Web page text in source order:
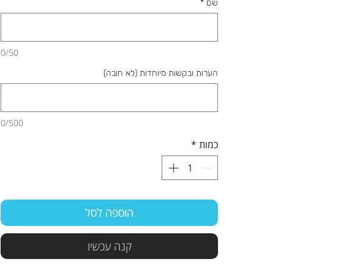
שם *
0/50
הערות ובקשות מיוחדות (לא חובה)
0/500
כמות *
הוספה לסל
קנה עכשיו